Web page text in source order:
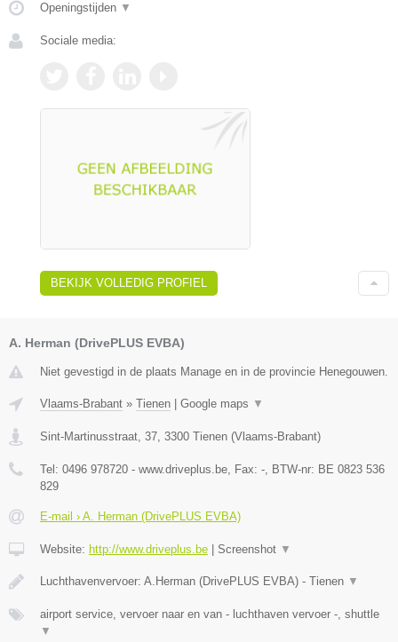
Openingstijden ▼
Sociale media:
BEKIJK VOLLEDIG PROFIEL
A. Herman (DrivePLUS EVBA)
Niet gevestigd in de plaats Manage en in de provincie Henegouwen.
Vlaams-Brabant » Tienen Google maps ▼
Sint-Martinusstraat, 37, 3300 Tienen (Vlaams-Brabant)
Tel: 0496 978720 - www.driveplus.be, Fax: -, BTW-nr: BE 0823 536
829
E-mail › A. Herman (DrivePLUS EVBA)
Website: http://www.driveplus.be Screenshot ▼
Luchthavenvervoer: A.Herman (DrivePLUS EVBA) - Tienen ▼
airport service, vervoer naar en van - luchthaven vervoer -, shuttle
▼